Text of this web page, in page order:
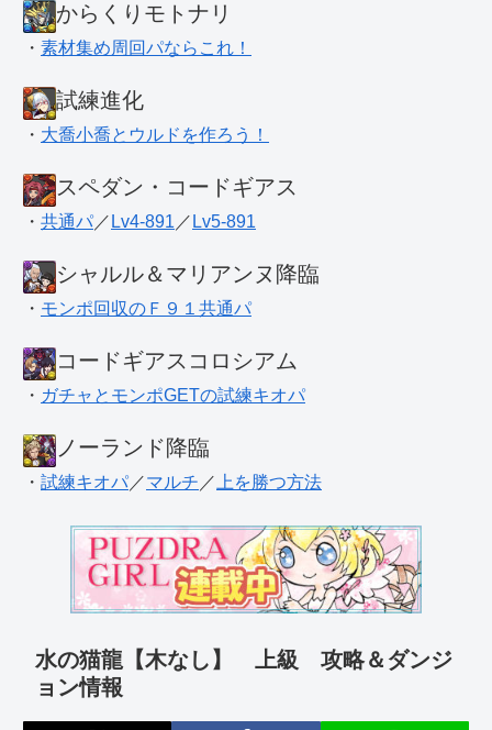
からくりモトナリ
・ 素材集め周回パならこれ！
試練進化
・ 大喬小喬とウルドを作ろう！
スペダン・コードギアス
・ 共通パ ／ Lv4-891 ／ Lv5-891
シャルル＆マリアンヌ降臨
・ モンポ回収のＦ９１共通パ
コードギアスコロシアム
・ ガチャとモンポGETの試練キオパ
ノーランド降臨
・ 試練キオパ ／マルチ ／ 上を勝つ方法
水の猫龍【木なし】 上級 攻略＆ダンジ
ョン情報